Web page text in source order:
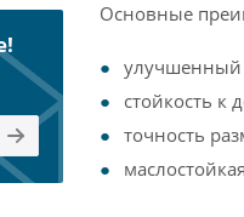
Основные
улучшенный
стойкость к
точность